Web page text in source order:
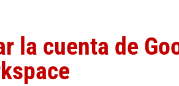
la cuenta de